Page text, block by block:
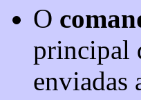
O
principal
enviadas